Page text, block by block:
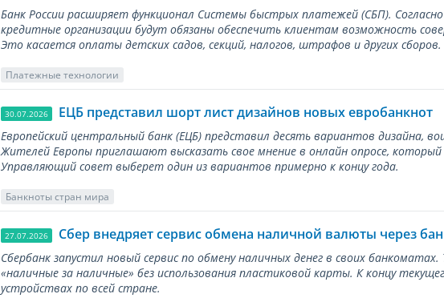
Банк России расширяет функционал Системы быстрых платежей (СБП).
кредитные организации будут обязаны обеспечить клиентам возможность
Это касается оплаты детских садов, секций, налогов, штрафов и других сборов.
Платежные технологии
30.07.2026 ЕЦБ представил шорт лист дизайнов новых евробанкнот
Европейский центральный банк (ЕЦБ) представил десять вариантов дизайна,
Жителей Европы приглашают высказать свое мнение в онлайн опросе,
Управляющий совет выберет один из вариантов примерно к концу года.
Банкноты стран мира
27.07.2026 Сбер внедряет сервис обмена наличной валюты через
Сбербанк запустил новый сервис по обмену наличных денег в своих
«наличные за наличные» без использования пластиковой карты. К концу
устройствах по всей стране.